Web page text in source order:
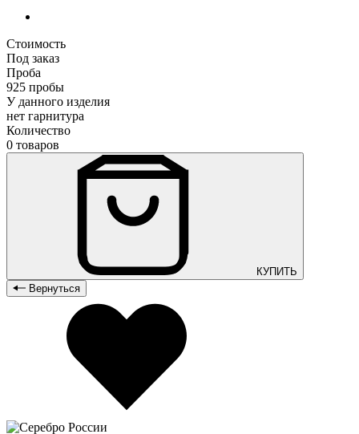
Стоимость
Под заказ
Проба
925 пробы
У данного изделия
нет гарнитура
Количество
0 товаров
КУПИТЬ
Вернуться